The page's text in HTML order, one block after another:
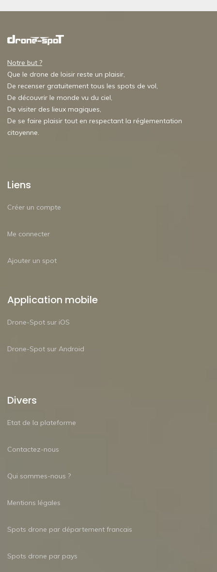
Notre but ?
Que le drone de loisir reste un plaisir,
De recenser gratuitement tous les spots de vol,
De découvrir le monde vu du ciel,
De visiter des lieux magiques,
De se faire plaisir tout en respectant la réglementation
citoyenne.
Liens
Créer un compte
Me connecter
Ajouter un spot
Application mobile
Drone-Spot sur iOS
Drone-Spot sur Android
Divers
Etat de la plateforme
Contactez-nous
Qui sommes-nous ?
Mentions légales
Spots drone par département francais
Spots drone par pays